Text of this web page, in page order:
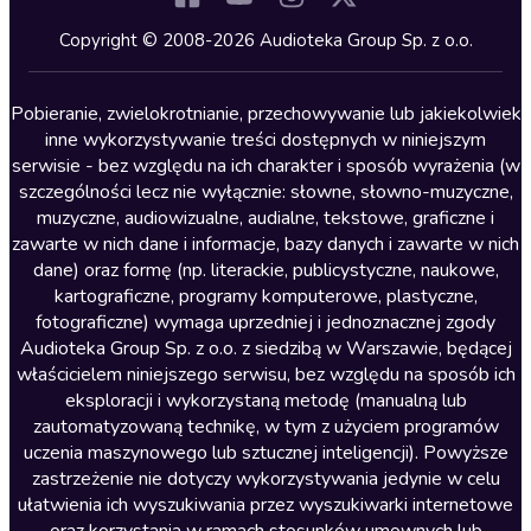
Kryminały
Lektury szkolne
Literatura anglojęzyczna
Literatura faktu
Literatura obyczajowa
Literatura piękna obca
Literatura piękna polska
Nagrania relaksacyjne
Nauka języków
Nauki humanistyczne
Podcasty i audycje
Polityka
Prasa
Copyright © 2008-2026 Audioteka Group Sp. z o.o.
Pobieranie, zwielokrotnianie, przechowywanie lub jakiekolwiek
inne wykorzystywanie treści dostępnych w niniejszym
serwisie - bez względu na ich charakter i sposób wyrażenia (w
szczególności lecz nie wyłącznie: słowne, słowno-muzyczne,
muzyczne, audiowizualne, audialne, tekstowe, graficzne i
zawarte w nich dane i informacje, bazy danych i zawarte w nich
dane) oraz formę (np. literackie, publicystyczne, naukowe,
kartograficzne, programy komputerowe, plastyczne,
fotograficzne) wymaga uprzedniej i jednoznacznej zgody
Audioteka Group Sp. z o.o. z siedzibą w Warszawie, będącej
właścicielem niniejszego serwisu, bez względu na sposób ich
eksploracji i wykorzystaną metodę (manualną lub
zautomatyzowaną technikę, w tym z użyciem programów
uczenia maszynowego lub sztucznej inteligencji). Powyższe
zastrzeżenie nie dotyczy wykorzystywania jedynie w celu
ułatwienia ich wyszukiwania przez wyszukiwarki internetowe